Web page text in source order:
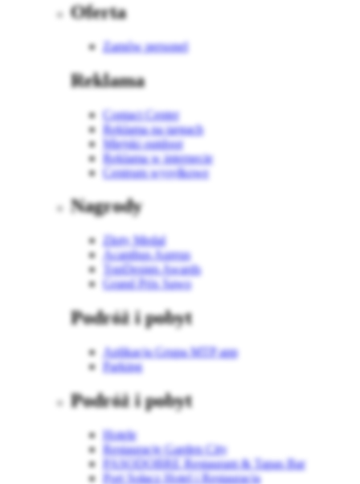
Oferta
Zamów personel
Reklama
Contact Center
Reklama na targach
Miejski outdoor
Reklama w internecie
Centrum wysyłkowe
Nagrody
Złoty Medal
Acanthus Aureus
TopDesign Awards
Grand Prix Sawo
Podróż i pobyt
Aplikacja Grupa MTP app
Parking
Podróż i pobyt
Hotele
Restauracje Garden City
PASODOBRE Restaurant & Tapas Bar
Port Sołacz Hotel i Restauracja